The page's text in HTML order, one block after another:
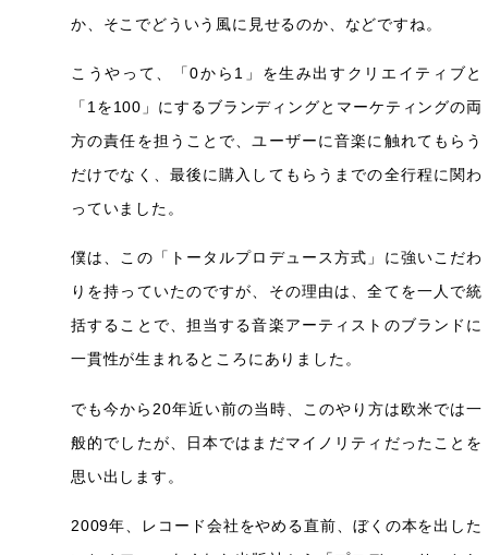
か、そこでどういう風に見せるのか、などですね。
こうやって、「0から1」を生み出すクリエイティブと
「1を100」にするブランディングとマーケティングの両
方の責任を担うことで、ユーザーに音楽に触れてもらう
だけでなく、最後に購入してもらうまでの全行程に関わ
っていました。
僕は、この「トータルプロデュース方式」に強いこだわ
りを持っていたのですが、その理由は、全てを一人で統
括することで、担当する音楽アーティストのブランドに
一貫性が生まれるところにありました。
でも今から20年近い前の当時、このやり方は欧米では一
般的でしたが、日本ではまだマイノリティだったことを
思い出します。
2009年、レコード会社をやめる直前、ぼくの本を出した